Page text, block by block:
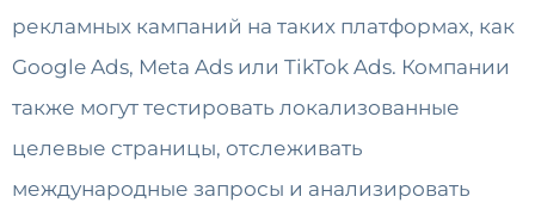
рекламных кампаний на таких платформах, как
Google Ads, Meta Ads или TikTok Ads. Компании
также могут тестировать локализованные
целевые страницы, отслеживать
международные запросы и анализировать